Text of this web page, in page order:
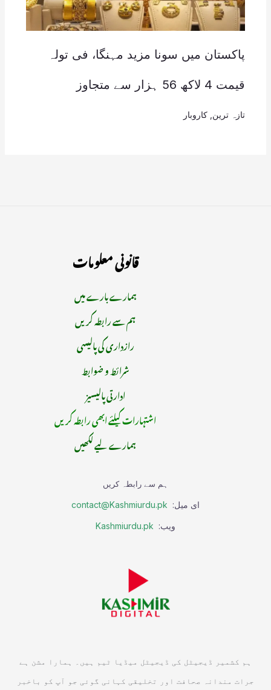
پاکستان میں سونا مزید مہنگا، فی تولہ
قیمت 4 لاکھ 56 ہزار سے متجاوز
تازہ ترین کاروبار
قانونی معلومات
ہمارے بارے میں
ہم سے رابطہ کریں
رازداری کی پالیسی
شرائط و ضوابط
ادارتی پالیسیز
اشتہارات کیلئے ابھی رابطہ کریں
ہمارے لیے لکھیں
ہم سے رابطہ کریں
ای میل: contact@Kashmiurdu.pk
ویب: Kashmiurdu.pk
ہم کشمیر ڈیجیٹل کی ڈیجیٹل میڈیا ٹیم ہیں۔ ہمارا مشن ہے
جرات مندانہ صحافت اور تخلیقی کہانی گوئی جو آپ کو باخبر